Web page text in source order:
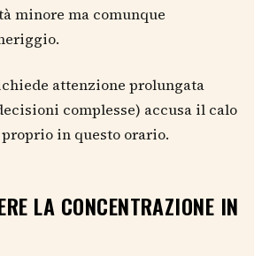
minore ma comunque
attenzione prolungata
complesse) accusa il calo
in questo orario.
LA CONCENTRAZIONE IN